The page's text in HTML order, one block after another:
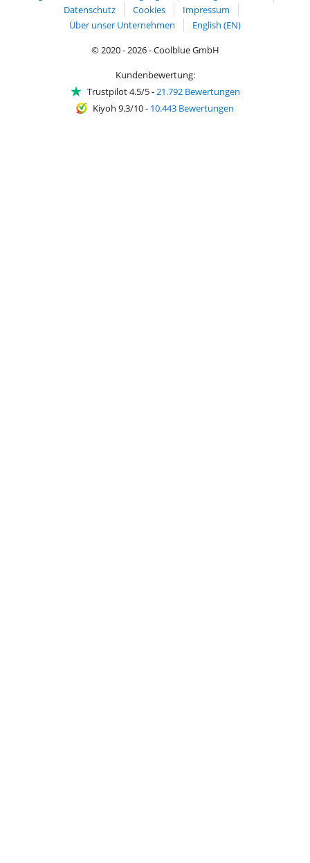
Datenschutz
Cookies
Impressum
Über unser Unternehmen
English (EN)
© 2020 - 2026 - Coolblue GmbH
Kundenbewertung:
Trustpilot 4.5/5-21.792 Bewertungen
Kiyoh 9.3/10- 10.443 Bewertungen